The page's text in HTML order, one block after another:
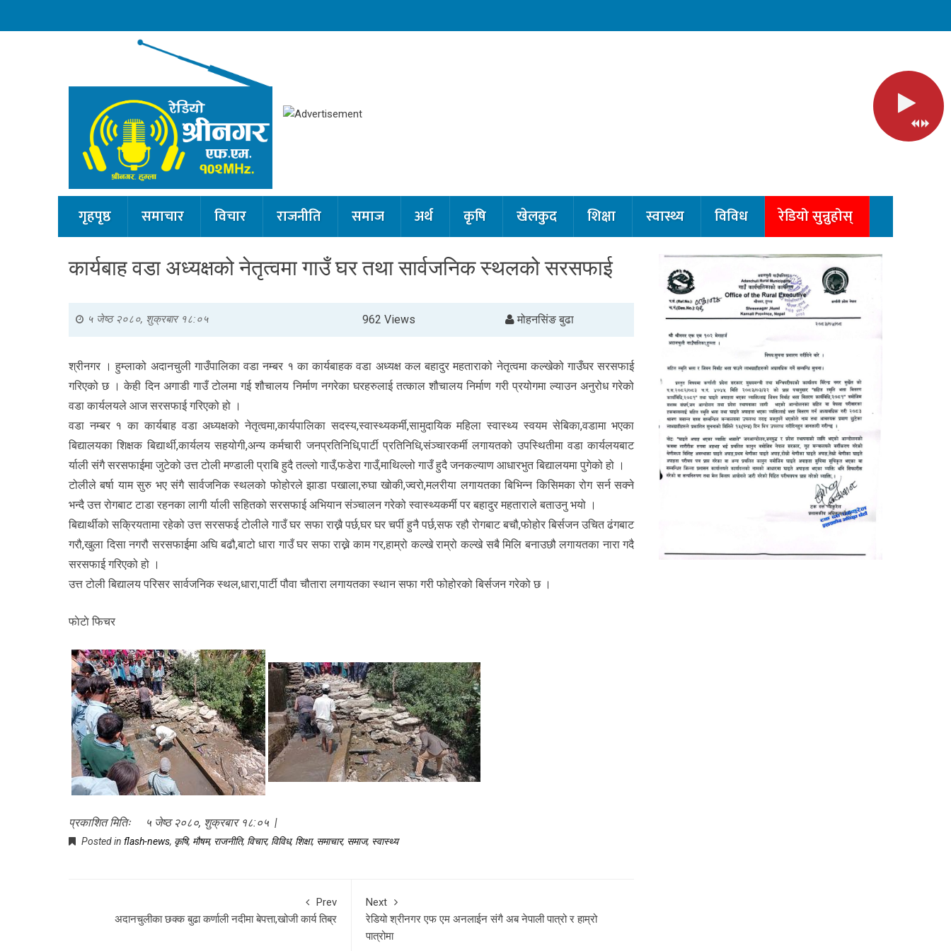
गृहपृष्ठ समाचार विचार राजनीति समाज अर्थ कृषि खेलकुद शिक्षा स्वास्थ्य विविध रेडियो सुन्नुहोस्
कार्यबाह वडा अध्यक्षको नेतृत्वमा गाउँ घर तथा सार्वजनिक स्थलको सरसफाई
५ जेष्ठ २०८०, शुक्रबार १८:०५ 962 Views मोहनसिंङ बुढा
श्रीनगर । हुम्लाको अदानचुली गाउँपालिका वडा नम्बर १ का कार्यबाहक वडा अध्यक्ष कल बहादुर महताराको नेतृत्वमा कल्खेको गाउँघर सरसफाई
गरिएको छ । केही दिन अगाडी गाउँ टोलमा गई शौचालय निर्माण नगरेका घरहरुलाई तत्काल शौचालय निर्माण गरी प्रयोगमा ल्याउन अनुरोध गरेको
वडा कार्यलयले आज सरसफाई गरिएको हो ।
वडा नम्बर १ का कार्यबाह वडा अध्यक्षको नेतृत्वमा,कार्यपालिका सदस्य,स्वास्थ्यकर्मी,सामुदायिक महिला स्वास्थ्य स्वयम सेबिका,वडामा भएका
बिद्यालयका शिक्षक बिद्यार्थी,कार्यलय सहयोगी,अन्य कर्मचारी जनप्रतिनिधि,पार्टी प्रतिनिधि,संञ्चारकर्मी लगायतको उपस्थितीमा वडा कार्यलयबाट
र्याली संगै सरसफाईमा जुटेको उत्त टोली मण्डाली प्राबि हुदै तल्लो गाउँ,फडेरा गाउँ,माथिल्लो गाउँ हुदै जनकल्याण आधारभुत बिद्यालयमा पुगेको हो ।
टोलीले बर्षा याम सुरु भए संगै सार्वजनिक स्थलको फोहोरले झाडा पखाला,रुघा खोकी,ज्वरो,मलरीया लगायतका बिभिन्न किसिमका रोग सर्न सक्ने
भन्दै उत्त रोगबाट टाडा रहनका लागी र्याली सहितको सरसफाई अभियान संञ्चालन गरेको स्वास्थ्यकर्मी पर बहादुर महताराले बताउनु भयो ।
बिद्यार्थीको सक्रियतामा रहेको उत्त सरसफई टोलीले गाउँ घर सफा राख्नै पर्छ,घर घर चर्पी हुनै पर्छ,सफ रहौ रोगबाट बचौ,फोहोर बिर्सजन उचित ढंगबाट
गरौ,खुला दिसा नगरौ सरसफाईमा अघि बढौ,बाटो धारा गाउँ घर सफा राख्ने काम गर,हाम्रो कल्खे राम्रो कल्खे सबै मिलि बनाउछौ लगायतका नारा गदै
सरसफाई गरिएको हो ।
उत्त टोली बिद्यालय परिसर सार्वजनिक स्थल,धारा,पार्टी पौवा चौतारा लगायतका स्थान सफा गरी फोहोरको बिर्सजन गरेको छ ।
फाेटाे फिचर
प्रकाशित मितिः ५ जेष्ठ २०८०, शुक्रबार १८:०५ |
Posted in flash-news, कृषि, माैषम, राजनीति, विचार, विविध, शिक्षा, समाचार, समाज, स्वास्थ्य
Prev
अदानचुलीका छक्क बुढा कर्णाली नदीमा बेपत्ता,खोजी कार्य तिब्र
Next
रेडियो श्रीनगर एफ एम अनलाईन संगै अब नेपाली पात्रो र हाम्रो
पात्रोमा